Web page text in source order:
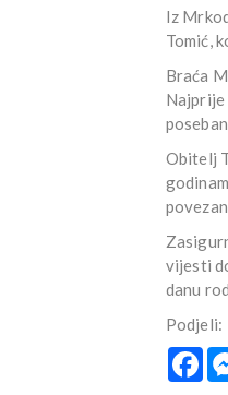
Iz
Tomić,
Braća
Najprije
Obitelj
vijesti
danu
Podjeli: